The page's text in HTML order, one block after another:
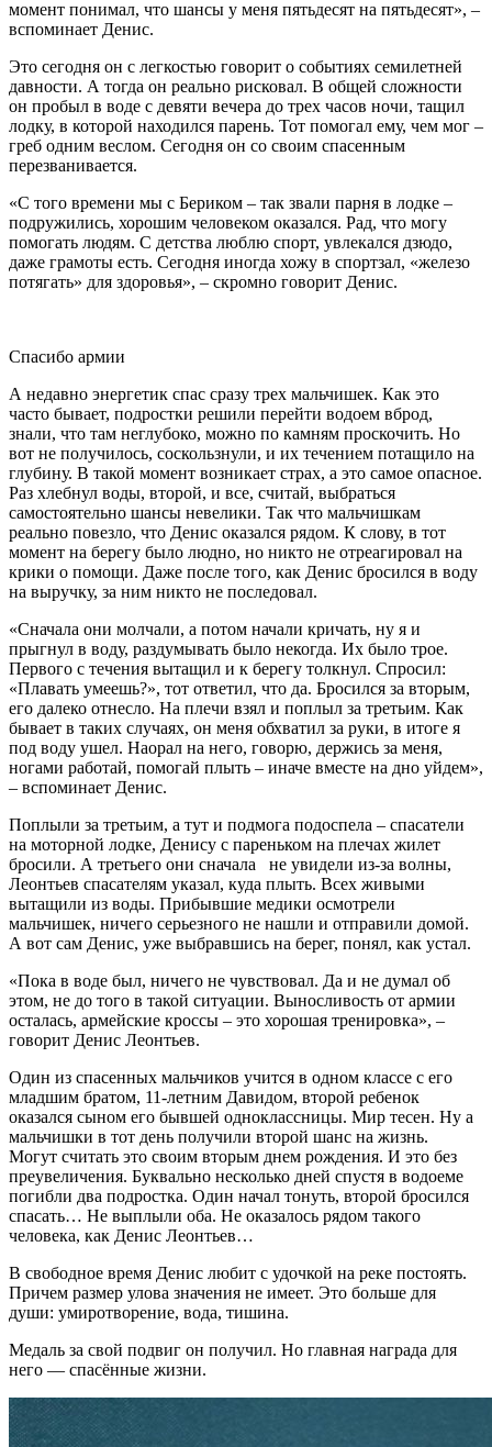
момент понимал, что шансы у меня пятьдесят на пятьдесят», –
вспоминает Денис.
Это сегодня он с легкостью говорит о событиях семилетней
давности. А тогда он реально рисковал. В общей сложности
он пробыл в воде с девяти вечера до трех часов ночи, тащил
лодку, в которой находился парень. Тот помогал ему, чем мог –
греб одним веслом. Сегодня он со своим спасенным
перезванивается.
«С того времени мы с Бериком – так звали парня в лодке –
подружились, хорошим человеком оказался. Рад, что могу
помогать людям. С детства люблю спорт, увлекался дзюдо,
даже грамоты есть. Сегодня иногда хожу в спортзал, «железо
потягать» для здоровья», – скромно говорит Денис.
Спасибо армии
А недавно энергетик спас сразу трех мальчишек. Как это
часто бывает, подростки решили перейти водоем вброд,
знали, что там неглубоко, можно по камням проскочить. Но
вот не получилось, соскользнули, и их течением потащило на
глубину. В такой момент возникает страх, а это самое опасное.
Раз хлебнул воды, второй, и все, считай, выбраться
самостоятельно шансы невелики. Так что мальчишкам
реально повезло, что Денис оказался рядом. К слову, в тот
момент на берегу было людно, но никто не отреагировал на
крики о помощи. Даже после того, как Денис бросился в воду
на выручку, за ним никто не последовал.
«Сначала они молчали, а потом начали кричать, ну я и
прыгнул в воду, раздумывать было некогда. Их было трое.
Первого с течения вытащил и к берегу толкнул. Спросил:
«Плавать умеешь?», тот ответил, что да. Бросился за вторым,
его далеко отнесло. На плечи взял и поплыл за третьим. Как
бывает в таких случаях, он меня обхватил за руки, в итоге я
под воду ушел. Наорал на него, говорю, держись за меня,
ногами работай, помогай плыть – иначе вместе на дно уйдем»,
– вспоминает Денис.
Поплыли за третьим, а тут и подмога подоспела – спасатели
на моторной лодке, Денису с пареньком на плечах жилет
бросили. А третьего они сначала не увидели из-за волны,
Леонтьев спасателям указал, куда плыть. Всех живыми
вытащили из воды. Прибывшие медики осмотрели
мальчишек, ничего серьезного не нашли и отправили домой.
А вот сам Денис, уже выбравшись на берег, понял, как устал.
«Пока в воде был, ничего не чувствовал. Да и не думал об
этом, не до того в такой ситуации. Выносливость от армии
осталась, армейские кроссы – это хорошая тренировка», –
говорит Денис Леонтьев.
Один из спасенных мальчиков учится в одном классе с его
младшим братом, 11-летним Давидом, второй ребенок
оказался сыном его бывшей одноклассницы. Мир тесен. Ну а
мальчишки в тот день получили второй шанс на жизнь.
Могут считать это своим вторым днем рождения. И это без
преувеличения. Буквально несколько дней спустя в водоеме
погибли два подростка. Один начал тонуть, второй бросился
спасать… Не выплыли оба. Не оказалось рядом такого
человека, как Денис Леонтьев…
В свободное время Денис любит с удочкой на реке постоять.
Причем размер улова значения не имеет. Это больше для
души: умиротворение, вода, тишина.
Медаль за свой подвиг он получил. Но главная награда для
него — спасённые жизни.